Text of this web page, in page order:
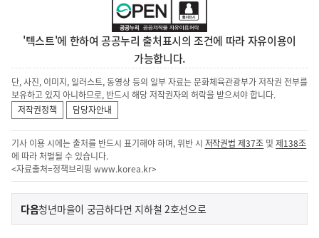
'텍스트'에 한하여 공공누리 출처표시의 조건에 따라 자유이용이
가능합니다.
단, 사진, 이미지, 일러스트, 동영상 등의 일부 자료는 문화체육관광부가 저작권 전부를
보유하고 있지 아니하므로, 반드시 해당 저작권자의 허락을 받으셔야 합니다.
저작권정책
담당자안내
기사 이용 시에는 출처를 반드시 표기해야 하며, 위반 시 저작권법 제37조 및제138조
에 따라 처벌될 수 있습니다.
<자료출처=정책브리핑 www.korea.kr>
이
전
다음기
사
청년마을이 궁금하다면 지하철 2호선으로